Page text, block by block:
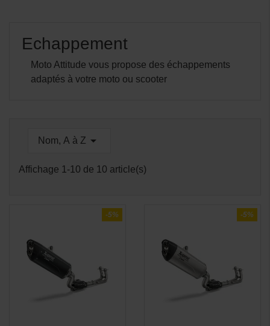
Echappement
Moto Attitude vous propose des échappements
adaptés à votre moto ou scooter
Nom, A à Z 
Affichage 1-10 de 10 article(s)
-5% -5%